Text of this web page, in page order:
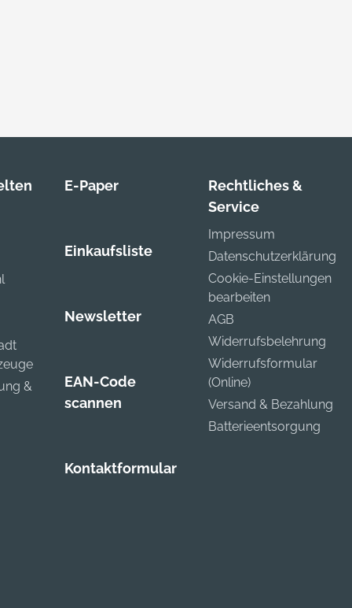
&
E-Paper
Einkaufsliste
Newsletter
EAN-Code
scannen
Kontaktformular
Rechtliches &
Service
Impressum
Datenschutzerklärung
Cookie-Einstellungen
bearbeiten
AGB
Widerrufsbelehrung
Widerrufsformular
(Online)
Versand & Bezahlung
Batterieentsorgung